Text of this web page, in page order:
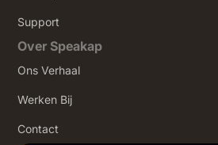
Support
Over Speakap
Ons Verhaal
Werken Bij
Contact